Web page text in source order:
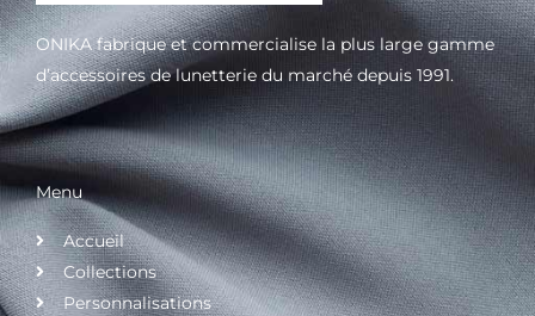
ONIKA fabrique et commercialise la plus large gamme
d’accessoires de lunetterie du marché depuis 1991.
Menu
Accueil
Collections
Personnalisations